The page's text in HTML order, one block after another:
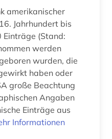
(1)
literaturgeschichte 1600-1900 (1)
literaturgeschichte 1760-1900 (2)
literaturgeschichte 1789 - 1850 (1)
(1)
amerikanischer
Jahrhundert bis
Einträge (Stand:
werden
wurden, die
haben oder
große Beachtung
Angaben
Einträge aus
Informationen